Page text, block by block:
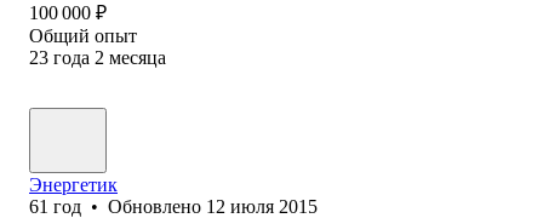
100 000 ₽
Общий опыт
23 года 2 месяца
Энергетик
61 год • Обновлено 12 июля 2015